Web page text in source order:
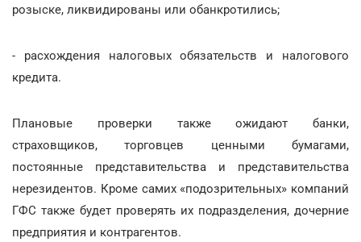
розыске, ликвидированы или обанкротились;
- расхождения налоговых обязательств и налогового
кредита.
Плановые проверки также ожидают банки,
страховщиков, торговцев ценными бумагами,
постоянные представительства и представительства
нерезидентов. Кроме самих «подозрительных» компаний
ГФС также будет проверять их подразделения, дочерние
предприятия и контрагентов.